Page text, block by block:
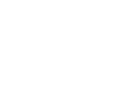
entry/3812/